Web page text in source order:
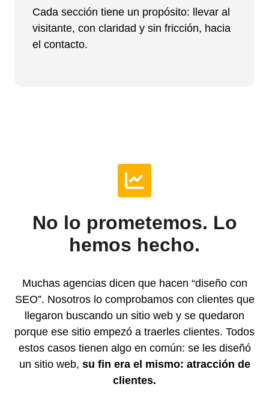
Cada sección tiene un propósito: llevar al
visitante, con claridad y sin fricción, hacia
el contacto.
No lo prometemos. Lo
hemos hecho.
Muchas agencias dicen que hacen “diseño con
SEO”. Nosotros lo comprobamos con clientes que
llegaron buscando un sitio web y se quedaron
porque ese sitio empezó a traerles clientes. Todos
estos casos tienen algo en común: se les diseñó
un sitio web, su fin era el mismo: atracción de
clientes.